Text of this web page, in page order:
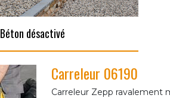
Béton désactivé
Carreleur 06190
Carreleur Zepp ravalement